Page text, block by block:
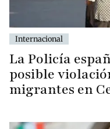
Internacional
La Policía
posible
migrantes en